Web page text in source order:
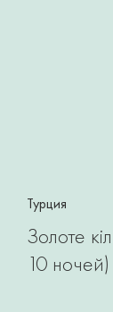
Турция
Золоте
10 ночей)